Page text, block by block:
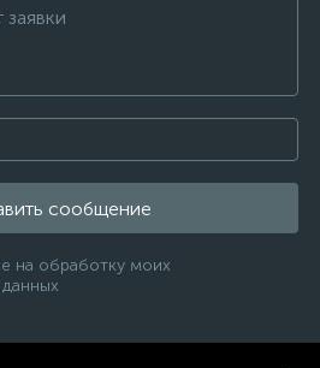
сообщение
на обработку моих